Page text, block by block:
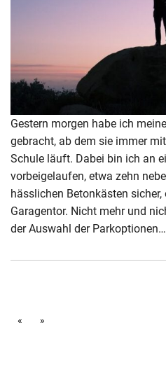
Gestern morgen habe ich
gebracht, ab dem sie immer
Schule läuft. Dabei bin ich an
vorbeigelaufen, etwa zehn
hässlichen Betonkästen sicher,
Garagentor. Nicht mehr und
der Auswahl der Parkoptionen…
« »